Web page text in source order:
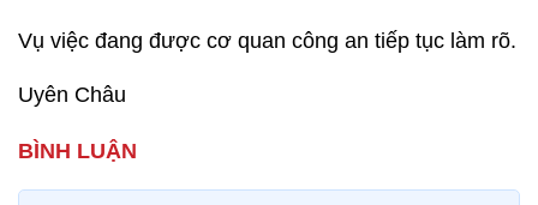
Vụ việc đang được cơ quan công an tiếp tục làm rõ.
Uyên Châu